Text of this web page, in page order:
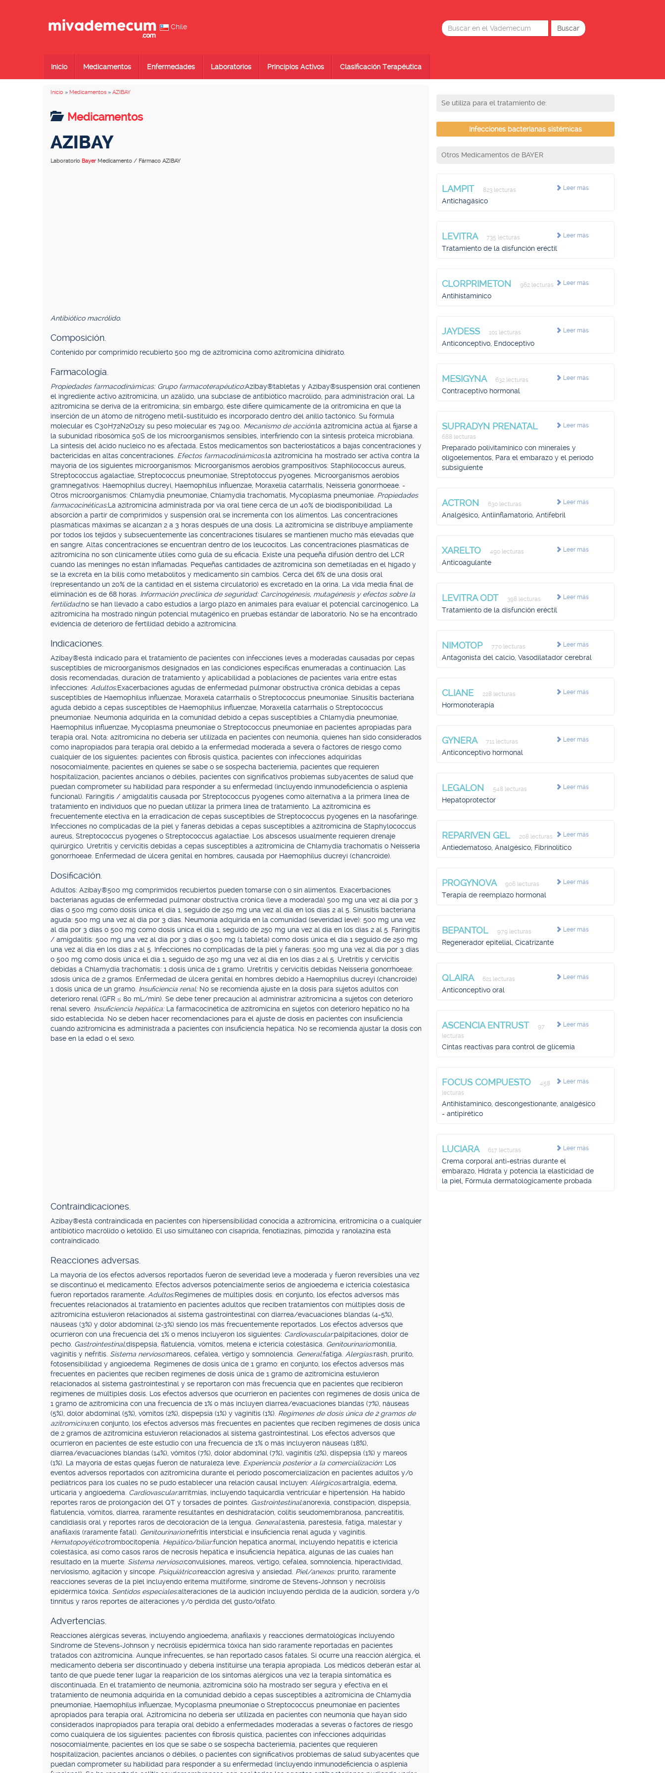
Chile
Inicio Medicamentos Enfermedades Laboratorios Principios Activos Clasificación Terapéutica
Inicio » Medicamentos » AZIBAY
Medicamentos
AZIBAY
Laboratorio Bayer Medicamento / Fármaco AZIBAY
Antibiótico macrólido.
Composición.
Contenido por comprimido recubierto 500 mg de azitromicina como azitromicina dihidrato.
Farmacología.
Propiedades farmacodinámicas: Grupo farmacoterapéutico:Azibay®tabletas y Azibay®suspensión oral contienen
el ingrediente activo azitromicina, un azálido, una subclase de antibiótico macrólido, para administración oral. La
azitromicina se deriva de la eritromicina; sin embargo, éste difiere químicamente de la oritromicina en que la
inserción de un átomo de nitrógeno metil-sustituido es incorporado dentro del anillo tactónico. Su fórmula
molecular es C30H72N2O12y su peso molecular es 749.00. Mecanismo de acción:la azitromicina actúa al fijarse a
la subunidad ribosómica 50S de los microorganismos sensibles, interfiriendo con la síntesis proteica microbiana.
La síntesis del ácido nucleico no es afectada. Estos medicamentos son bacteriostáticos a bajas concentraciones y
bactericidas en altas concentraciones. Efectos farmacodinámicos:la azitromicina ha mostrado ser activa contra la
mayoría de los siguientes microorganismos: Microorganismos aerobios grampositivos: Staphilococcus aureus,
Streptococcus agalactiae, Streptococcus pneumoniae, Streptotoccus pyogenes. Microorganismos aerobios
gramnegativos: Haemophilus ducreyi, Haemophilus influenzae, Moraxelia catarrhalis, Neisseria gonorrhoeae. -
Otros microorganismos: Chlamydia pneumoniae, Chlamydia trachomatis, Mycoplasma pneumoniae. Propiedades
farmacocinéticas:La azitromicina administrada por vía oral tiene cerca de un 40% de biodisponibilidad. La
absorción a partir de comprimidos y suspensión oral se incrementa con los alimentos. Las concentraciones
plasmáticas máximas se alcanzan 2 a 3 horas después de una dosis. La azitromicina se distribuye ampliamente
por todos los tejidos y subsecuentemente las concentraciones tisulares se mantienen mucho más elevadas que
en sangre. Altas concentraciones se encuentran dentro de los leucocitos. Las concentraciones plasmáticas de
azitromicina no son clínicamente útiles como gula de su eficacia. Existe una pequeña difusión dentro del LCR
cuando las meninges no están inflamadas. Pequeñas cantidades de azitromicina son demetiladas en el hígado y
se la excreta en la bilis como metabolitos y medicamento sin cambios. Cerca del 6% de una dosis oral
(representando un 20% de la cantidad en el sistema circulatorio) es excretado en la orina. La vida media final de
eliminación es de 68 horas. Información preclínica de seguridad: Carcinogénesis, mutagénesis y efectos sobre la
fertilidad:no se han llevado a cabo estudios a largo plazo en animales para evaluar el potencial carcinogénico. La
azitromicina ha mostrado ningún potencial mutagénico en pruebas estándar de laboratorio. No se ha encontrado
evidencia de deterioro de fertilidad debido a azitromicina.
Indicaciones.
Azibay®está indicado para el tratamiento de pacientes con infecciones leves a moderadas causadas por cepas
susceptibles de microorganismos designados en las condiciones específicas enumeradas a continuación. Las
dosis recomendadas, duración de tratamiento y aplicabilidad a poblaciones de pacientes varía entre estas
infecciones: Adultos:Exacerbaciones agudas de enfermedad pulmonar obstructiva crónica debidas a cepas
susceptibles de Haemophilus influenzae, Moraxela catarrhalis o Streptococcus pneumoniae. Sinusitis bacteriana
aguda debido a cepas susceptibles de Haemophilus influenzae, Moraxella catarrhalis o Streptococcus
pneumoniae. Neumonía adquirida en la comunidad debido a cepas susceptibles a Chlamydia pneumoniae,
Haemophilus influenzae, Mycoplasma pneumoniae o Streptococcus pneumoniae en pacientes apropiadas para
terapia oral. Nota: azitromicina no debería ser utilizada en pacientes con neumonía, quienes han sido considerados
como inapropiados para terapia oral debido a la enfermedad moderada a severa o factores de riesgo como
cualquier de los siguientes: pacientes con fibrosis quística, pacientes con infecciones adquiridas
nosocomialmente, pacientes en quienes se sabe o se sospecha bacteriemia, pacientes que requieren
hospitalización, pacientes ancianos o débiles, pacientes con significativos problemas subyacentes de salud que
puedan comprometer su habilidad para responder a su enfermedad (incluyendo inmunodeficiencia o asplenia
funcional). Faringitis / amigdalitis causada por Streptococcus pyogenes como alternativa a la primera línea de
tratamiento en individuos que no puedan utilizar la primera línea de tratamiento. La azitromicina es
frecuentemente electiva en la erradicación de cepas susceptibles de Streptococcus pyogenes en la nasofaringe.
Infecciones no complicadas de la piel y faneras debidas a cepas susceptibles a azitromicina de Staphylococcus
aureus, Streptococcus pyogenes o Streptococcus agalactiae. Los abscesos usualmente requieren drenaje
quirúrgico. Uretritis y cervicitis debidas a cepas susceptibles a azitromicina de Chlamydia trachomatis o Neisseria
gonorrhoeae. Enfermedad de úlcera genital en hombres, causada por Haemophilus ducreyi (chancroide).
Dosificación.
Adultos: Azibay®500 mg comprimidos recubiertos pueden tomarse con o sin alimentos. Exacerbaciones
bacterianas agudas de enfermedad pulmonar obstructiva crónica (leve a moderada) 500 mg una vez al día por 3
días o 500 mg como dosis única el día 1, seguido de 250 mg una vez al día en los días 2 al 5. Sinusitis bacteriana
aguda: 500 mg una vez al día por 3 días. Neumonía adquirida en la comunidad (severidad leve): 500 mg una vez
al día por 3 días o 500 mg como dosis única el día 1, seguido de 250 mg una vez al día en los días 2 al 5. Faringitis
/ amigdalitis: 500 mg una vez al día por 3 días o 500 mg (1 tableta) como dosis única el día 1 seguido de 250 mg
una vez al día en los días 2 al 5. Infecciones no complicadas de la piel y faneras: 500 mg una vez al día por 3 días
o 500 mg como dosis única el día 1, seguido de 250 mg una vez al día en los días 2 al 5. Uretritis y cervicitis
debidas a Chlamydia trachomatis: 1 dosis única de 1 gramo. Uretritis y cervicitis debidas Neisseria gonorrhoeae:
1dosis única de 2 gramos. Enfermedad de úlcera genital en hombres debido a Haemophilus ducreyi (chancroide)
1 dosis única de un gramo. Insuficiencia renal: No se recomienda ajuste en la dosis para sujetos adultos con
deterioro renal (GFR ≤ 80 mL/min). Se debe tener precaución al administrar azitromicina a sujetos con deterioro
renal severo. Insuficiencia hepática: La farmacocinética de azitromicina en sujetos con deterioro hepático no ha
sido establecida. No se deben hacer recomendaciones para el ajuste de dosis en pacientes con insuficiencia
cuando azitromicina es administrada a pacientes con insuficiencia hepática. No se recomienda ajustar la dosis con
base en la edad o el sexo.
Contraindicaciones.
Azibay®está contraindicada en pacientes con hipersensibilidad conocida a azitromicina, eritromicina o a cualquier
antibiótico macrólido o ketólido. El uso simultáneo con cisaprida, fenotiazinas, pimozida y ranolazina está
contraindicado.
Reacciones adversas.
La mayoría de los efectos adversos reportados fueron de severidad leve a moderada y fueron reversibles una vez
se discontinuó el medicamento. Efectos adversos potencialmente serios de angioedema e ictericia colestásica
fueron reportados raramente. Adultos:Regímenes de múltiples dosis: en conjunto, los efectos adversos más
frecuentes relacionados al tratamiento en pacientes adultos que reciben tratamientos con múltiples dosis de
azitromicina estuvieron relacionados al sistema gastrointestinal con diarrea/evacuaciones blandas (4-5%),
náuseas (3%) y dolor abdominal (2-3%) siendo los más frecuentemente reportados. Los efectos adversos que
ocurrieron con una frecuencia del 1% o menos incluyeron los siguientes: Cardiovascular:palpitaciones, dolor de
pecho. Gastrointestinal:dispepsia, flatulencia, vómitos, melena e ictericia colestásica. Genitourinario:monilia,
vaginitis y nefritis. Sistema nervioso:mareos, cefalea, vértigo y somnolencia. General:fatiga. Alergias:rash, prurito,
fotosensibilidad y angioedema. Regímenes de dosis única de 1 gramo: en conjunto, los efectos adversos más
frecuentes en pacientes que reciben regímenes de dosis única de 1 gramo de azitromicina estuvieron
relacionados al sistema gastrointestinal y se reportaron con más frecuencia que en pacientes que recibieron
regímenes de múltiples dosis. Los efectos adversos que ocurrieron en pacientes con regímenes de dosis única de
1 gramo de azitromicina con una frecuencia de 1% o más incluyen diarrea/evacuaciones blandas (7%), náuseas
(5%), dolor abdominal (5%), vómitos (2%), dispepsia (1%) y vaginitis (1%). Regímenes de dosis única de 2 gramos de
azitromicina:en conjunto, los efectos adversos más frecuentes en pacientes que reciben regímenes de dosis única
de 2 gramos de azitromicina estuvieron relacionados al sistema gastrointestinal. Los efectos adversos que
ocurrieron en pacientes de este estudio con una frecuencia de 1% o más incluyeron náuseas (18%),
diarrea/evacuaciones blandas (14%), vómitos (7%), dolor abdominal (7%), vaginitis (2%), dispepsia (1%) y mareos
(1%). La mayoría de estas quejas fueron de naturaleza leve. Experiencia posterior a la comercialización: Los
eventos adversos reportados con azitromicina durante el período poscomercialización en pacientes adultos y/o
pediátricos para los cuales no se pudo establecer una relación causal incluyen: Alérgicos:artralgia, edema,
urticaria y angioedema. Cardiovascular:arritmias, incluyendo taquicardia ventricular e hipertensión. Ha habido
reportes raros de prolongación del QT y torsades de pointes. Gastrointestinal:anorexia, constipación, dispepsia,
flatulencia, vómitos, diarrea, raramente resultantes en deshidratación, colitis seudomembranosa, pancreatitis,
candidiasis oral y reportes raros de decoloración de la lengua. General:astenia, parestesia, fatiga, malestar y
anafilaxis (raramente fatal). Genitourinario:nefritis intersticial e insuficiencia renal aguda y vaginitis.
Hematopoyético:trombocitopenia. Hepático/biliar:función hepática anormal, incluyendo hepatitis e ictericia
colestásica, así como casos raros de necrosis hepática e insuficiencia hepática, algunas de las cuales han
resultado en la muerte. Sistema nervioso:convulsiones, mareos, vértigo, cefalea, somnolencia, hiperactividad,
nerviosismo, agitación y síncope. Psiquiátrico:reacción agresiva y ansiedad. Piel/anexos: prurito, raramente
reacciones severas de la piel incluyendo eritema multiforme, síndrome de Stevens-Johnson y necrólisis
epidérmica tóxica. Sentidos especiales:alteraciones de la audición incluyendo pérdida de la audición, sordera y/o
tinnitus y raros reportes de alteraciones y/o pérdida del gusto/olfato.
Advertencias.
Reacciones alérgicas severas, incluyendo angioedema, anafilaxis y reacciones dermatológicas incluyendo
Síndrome de Stevens-Johnson y necrólisis epidérmica tóxica han sido raramente reportadas en pacientes
tratados con azitromicina. Aunque infrecuentes, se han reportado casos fatales. Si ocurre una reacción alérgica, el
medicamento debería ser discontinuado y debería instituirse una terapia apropiada. Los médicos deberán estar al
tanto de que puede tener lugar la reaparición de los síntomas alérgicos una vez la terapia sintomática es
discontinuada. En el tratamiento de neumonía, azitromicina sólo ha mostrado ser segura y efectiva en el
tratamiento de neumonía adquirida en la comunidad debido a cepas susceptibles a azitromicina de Chlamydia
pneumoniae, Haemophilus influenzae, Mycoplasma pneumoniae o Streptococcus pneumoniae en pacientes
apropiados para terapia oral. Azitromicina no debería ser utilizada en pacientes con neumonía que hayan sido
considerados inapropiados para terapia oral debido a enfermedades moderadas a severas o factores de riesgo
como cualquiera de los siguientes: pacientes con fibrosis quística, pacientes con infecciones adquiridas
nosocomialmente, pacientes en los que se sabe o se sospecha bacteriemia, pacientes que requieren
hospitalización, pacientes ancianos o débiles, o pacientes con significativos problemas de salud subyacentes que
puedan comprometer su habilidad para responder a su enfermedad (incluyendo inmunodeficiencia o asplenia
Se utiliza para el tratamiento de:
Infecciones bacterianas sistémicas
Otros Medicamentos de BAYER
Leer más
LAMPIT 823 lecturas
Antichagásico
Leer más
LEVITRA 735 lecturas
Tratamiento de la disfunción eréctil
Leer más
CLORPRIMETON 962 lecturas
Antihistamínico
Leer más
JAYDESS 101 lecturas
Anticonceptivo, Endoceptivo
Leer más
MESIGYNA 632 lecturas
Contraceptivo hormonal
Leer más
SUPRADYN PRENATAL
688 lecturas
Preparado polivitamínico con minerales y
oligoelementos, Para el embarazo y el período
subsiguiente
Leer más
ACTRON 630 lecturas
Analgésico, Antiinflamatorio, Antifebril
Leer más
XARELTO 490 lecturas
Anticoagulante
Leer más
LEVITRA ODT 398 lecturas
Tratamiento de la disfunción eréctil
Leer más
NIMOTOP 770 lecturas
Antagonista del calcio, Vasodilatador cerebral
Leer más
CLIANE 228 lecturas
Hormonoterapia
Leer más
GYNERA 711 lecturas
Anticonceptivo hormonal
Leer más
LEGALON 548 lecturas
Hepatoprotector
Leer más
REPARIVEN GEL 208 lecturas
Antiedematoso, Analgésico, Fibrinolítico
Leer más
PROGYNOVA 906 lecturas
Terapia de reemplazo hormonal
Leer más
BEPANTOL 979 lecturas
Regenerador epitelial, Cicatrizante
Leer más
QLAIRA 621 lecturas
Anticonceptivo oral
Leer más
ASCENCIA ENTRUST
97
lecturas
Cintas reactivas para control de glicemia
Leer más
FOCUS COMPUESTO
458
lecturas
Antihistamínico, descongestionante, analgésico
- antipirético
Leer más
LUCIARA 617 lecturas
Crema corporal anti-estrías durante el
embarazo, Hidrata y potencia la elasticidad de
la piel, Fórmula dermatológicamente probada